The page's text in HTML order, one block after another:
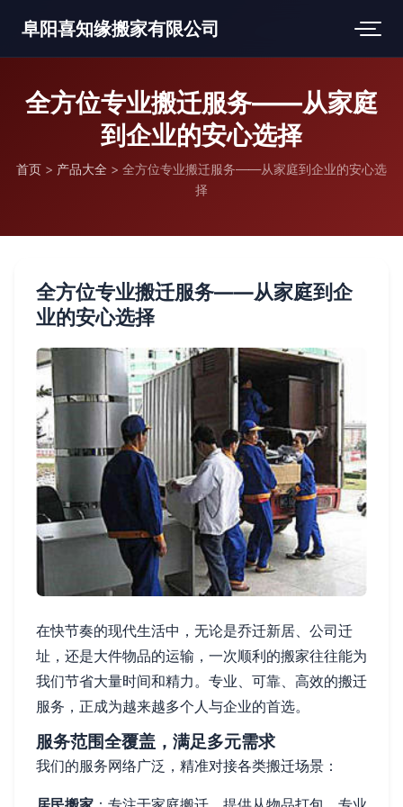
阜阳喜知缘搬家有限公司
全方位专业搬迁服务——从家庭
到企业的安心选择
首页 > 产品大全 > 全方位专业搬迁服务——从家庭到企业的安心选
择
全方位专业搬迁服务——从家庭到企
业的安心选择
在快节奏的现代生活中，无论是乔迁新居、公司迁
址，还是大件物品的运输，一次顺利的搬家往往能为
我们节省大量时间和精力。专业、可靠、高效的搬迁
服务，正成为越来越多个人与企业的首选。
服务范围全覆盖，满足多元需求
我们的服务网络广泛，精准对接各类搬迁场景：